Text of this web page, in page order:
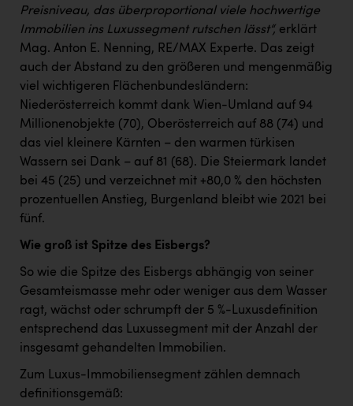
Preisniveau, das überproportional viele hochwertige
Immobilien ins Luxussegment rutschen lässt“, erklärt
Mag. Anton E. Nenning, RE/MAX Experte. Das zeigt
auch der Abstand zu den größeren und mengenmäßig
viel wichtigeren Flächenbundesländern:
Niederösterreich kommt dank Wien-Umland auf 94
Millionenobjekte (70), Oberösterreich auf 88 (74) und
das viel kleinere Kärnten – den warmen türkisen
Wassern sei Dank – auf 81 (68). Die Steiermark landet
bei 45 (25) und verzeichnet mit +80,0 % den höchsten
prozentuellen Anstieg, Burgenland bleibt wie 2021 bei
fünf.
Wie groß ist Spitze des Eisbergs?
So wie die Spitze des Eisbergs abhängig von seiner
Gesamteismasse mehr oder weniger aus dem Wasser
ragt, wächst oder schrumpft der 5 %-Luxusdefinition
entsprechend das Luxussegment mit der Anzahl der
insgesamt gehandelten Immobilien.
Zum Luxus-Immobiliensegment zählen demnach
definitionsgemäß: